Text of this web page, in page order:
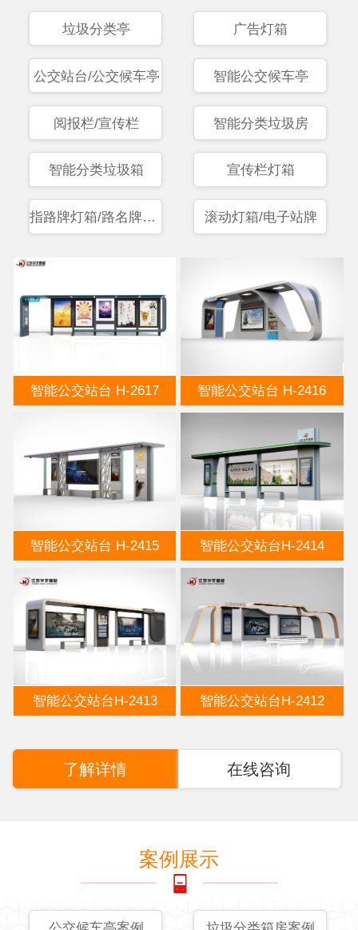
垃圾分类亭 广告灯箱
公交站台/公交候车亭 智能公交候车亭
阅报栏/宣传栏 智能分类垃圾房
智能分类垃圾箱 宣传栏灯箱
指路牌灯箱/路名牌灯箱 滚动灯箱/电子站牌
智能公交站台 H-2617 智能公交站台 H-2416
智能公交站台 H-2415 智能公交站台H-2414
智能公交站台H-2413 智能公交站台H-2412
了解详情 在线咨询
案例展示